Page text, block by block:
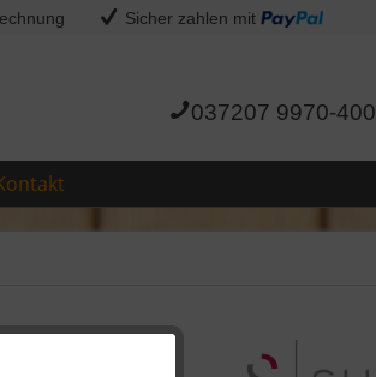
Sicher zahlen mit
037207 9970-400